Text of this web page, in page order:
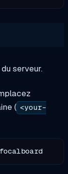
serveur.
( <your-